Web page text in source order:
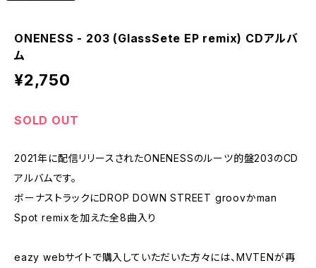
ONENESS - 203 (GlassSete EP remix) CDアルバ
ム
¥2,750
SOLD OUT
2021年に配信リリースされたONENESSのルーツ的盤203のCD
アルバムです。
ボーナストラックにDROP DOWN STREET groovかman
Spot remixを加えた全8曲入り
eazy webサイトで購入していただいた方々には、MVTENが再